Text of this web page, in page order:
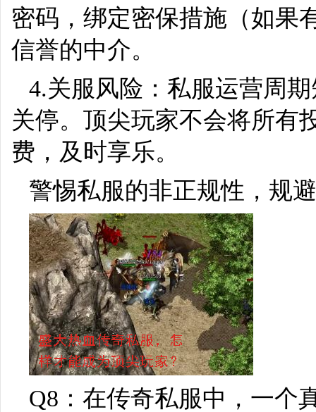
密码，绑定密保措施（如果
信誉的中介。
4.关服风险：私服运营周
关停。顶尖玩家不会将所有
费，及时享乐。
警惕私服的非正规性，规
Q8：在传奇私服中，一个